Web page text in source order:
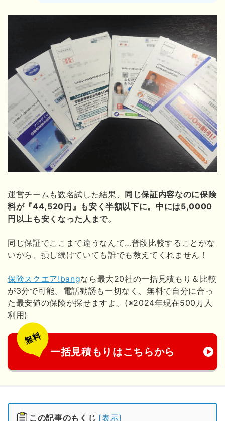
運営チームも数名試した結果、 同じ保証内容なのに保険
料が『44,520円』も安く半額以下に。中には5,0000
円以上も安くなった人まで。
同じ保証でここまで違うなんて…普段比較することがな
いから、損し続けていても誰でも教えてくれません！
保険スクエア!bangなら最大20社の一括見積もり＆比較
が3分で可能。電話勧誘も一切なく、無料で自分に合っ
た最安値の保険が探せますよ。(※2024年現在500万人
利用)
無料
一括見積もりはこちらから
この記事のもくじ [表示]